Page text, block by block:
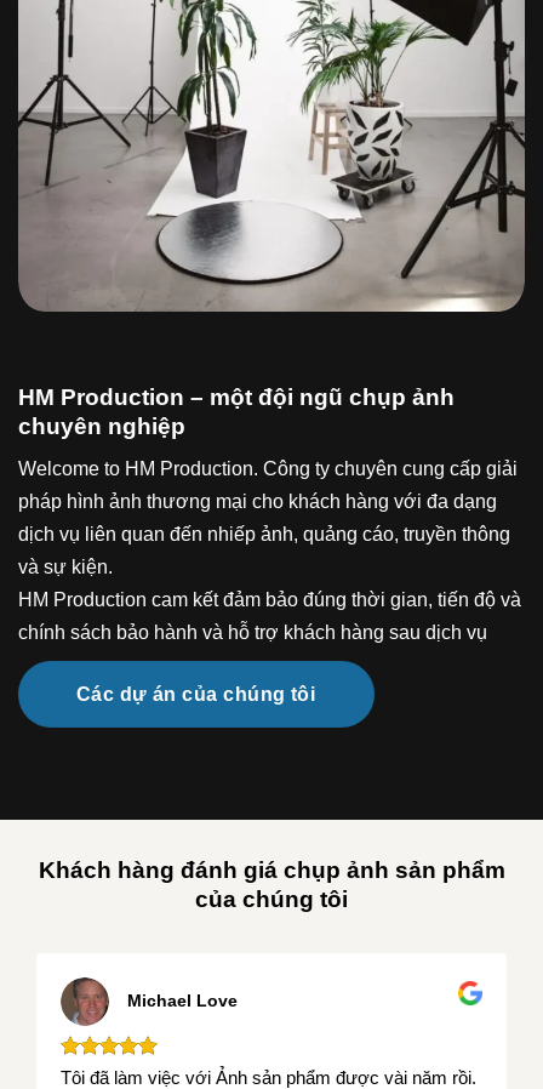
HM Production – một đội ngũ chụp ảnh
chuyên nghiệp
Welcome to HM Production. Công ty chuyên cung cấp giải
pháp hình ảnh thương mại cho khách hàng với đa dạng
dịch vụ liên quan đến nhiếp ảnh, quảng cáo, truyền thông
và sự kiện.
HM Production cam kết đảm bảo đúng thời gian, tiến độ và
chính sách bảo hành và hỗ trợ khách hàng sau dịch vụ
Các dự án của chúng tôi
Khách hàng đánh giá chụp ảnh sản phẩm
của chúng tôi
Michael Love
Tôi đã làm việc với Ảnh sản phẩm được vài năm rồi.